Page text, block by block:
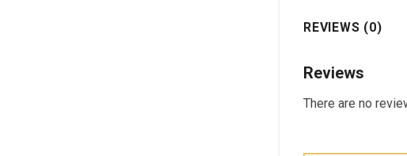
REVIEWS (0)
Reviews
There are no